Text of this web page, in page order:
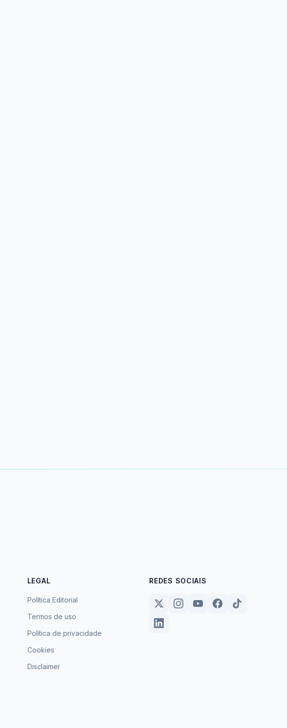
LEGAL
Política Editorial
Termos de uso
Política de privacidade
Cookies
Disclaimer
REDES SOCIAIS